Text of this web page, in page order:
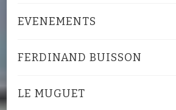
EVENEMENTS
FERDINAND BUISSON
LE MUGUET